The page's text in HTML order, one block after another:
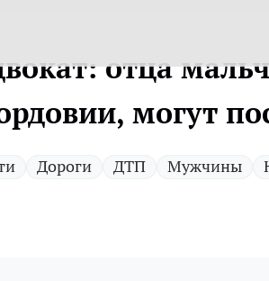
отца
могут
Дороги ДТП Мужчины